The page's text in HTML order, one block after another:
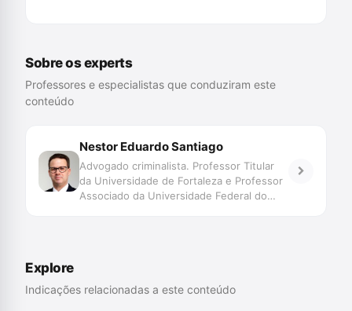
Sobre os experts
Professores e especialistas que conduziram este
conteúdo
Nestor Eduardo Santiago
Advogado criminalista. Professor Titular
da Universidade de Fortaleza e Professor
Associado da Universidade Federal do
Explore
Indicações relacionadas a este conteúdo